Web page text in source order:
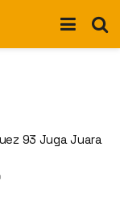
93 Juga Juara